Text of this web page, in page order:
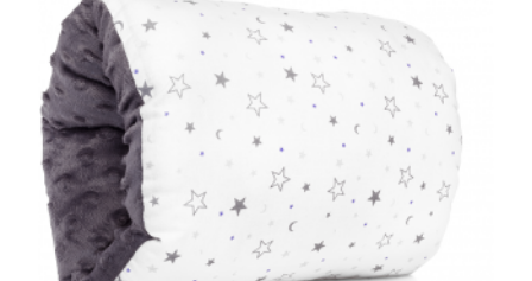
se
mogu
odabrati
na
stranici
proizvoda